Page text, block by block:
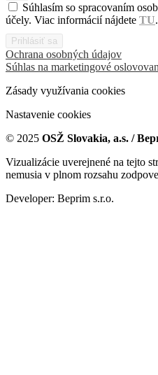
Súhlasím so spracovaním
účely. Viac informácií nájdete TU.
Prihlásiť sa
Ochrana osobných údajov
Súhlas na marketingové
Zásady využívania cookies
Nastavenie cookies
© 2025 OSŽ Slovakia, a.s. /
Vizualizácie uverejnené na tejto
nemusia v plnom rozsahu
Developer: Beprim s.r.o.